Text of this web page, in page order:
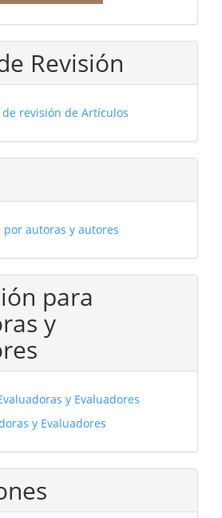
Revisión
de revisión de Artículos
por autoras y autores
para
y
y Evaluadores
y Evaluadores